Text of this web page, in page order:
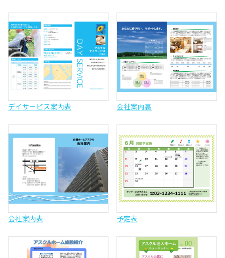
デイサービス案内表 会社案内裏
会社案内表 予定表